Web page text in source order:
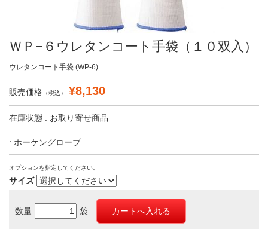
ＷＰ−６ウレタンコート手袋（１０双入）
ウレタンコート手袋 (WP-6)
販売価格 （税込） ¥8,130
在庫状態 : お取り寄せ商品
: ホーケングローブ
オプションを指定してください。
サイズ
数量 袋